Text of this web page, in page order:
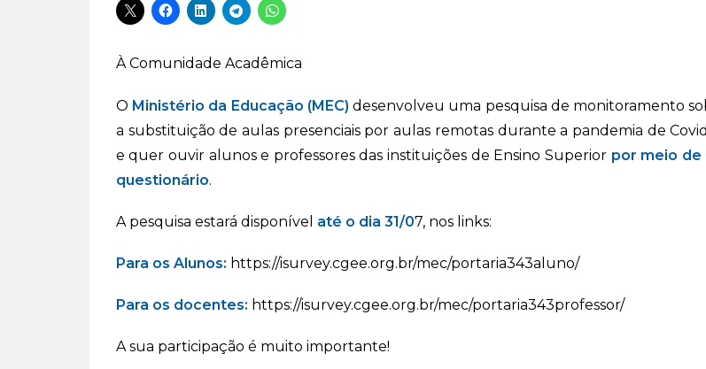
À Comunidade Acadêmica
O Ministério da Educação (MEC) desenvolveu uma pesquisa de monitoramento
a substituição de aulas presenciais por aulas remotas durante a pandemia de
e quer ouvir alunos e professores das instituições de Ensino Superior por meio de
questionário.
A pesquisa estará disponível até o dia 31/07, nos links:
Para os Alunos: https://isurvey.cgee.org.br/mec/portaria343aluno/
Para os docentes: https://isurvey.cgee.org.br/mec/portaria343professor/
A sua participação é muito importante!